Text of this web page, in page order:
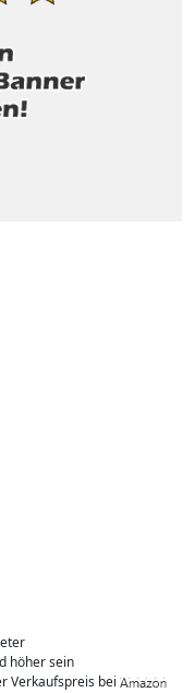
höher sein
Verkaufspreis bei